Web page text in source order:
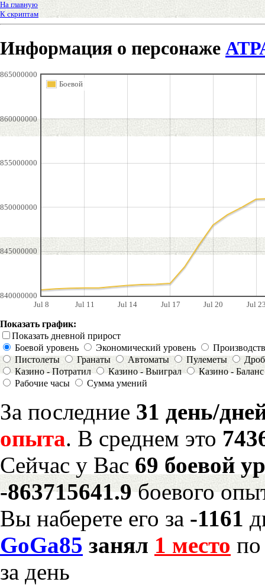
На главную
К скриптам
Информация о персонаже
Jul 8 Jul 11 Jul 14 Jul 17 Jul 20 Jul
840000000
845000000
850000000
855000000
860000000
865000000
Боевой
Показать график:
Показать дневной прирост
Боевой уровень
Экономический уровень
Пистолеты
Гранаты Автоматы Пулеметы
Казино - Потратил
Казино - Выиграл
Казино - Баланс
Рабочие часы
Сумма умений
За последние 31 день/
опыта. В среднем это
Сейчас у Вас 69 боевой
-863715641.9боевого
Вы наберете его за -1161
GoGa85 занял 1 место по
за день